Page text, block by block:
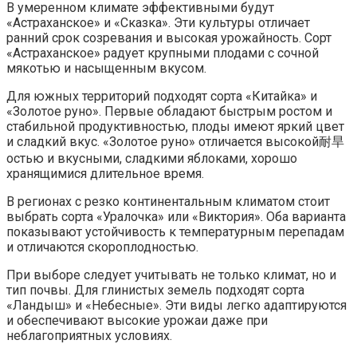
В умеренном климате эффективными будут
«Астраханское» и «Сказка». Эти культуры отличает
ранний срок созревания и высокая урожайность. Сорт
«Астраханское» радует крупными плодами с сочной
мякотью и насыщенным вкусом.
Для южных территорий подходят сорта «Китайка» и
«Золотое руно». Первые обладают быстрым ростом и
стабильной продуктивностью, плоды имеют яркий цвет
и сладкий вкус. «Золотое руно» отличается высокой耐旱
остью и вкусными, сладкими яблоками, хорошо
хранящимися длительное время.
В регионах с резко континентальным климатом стоит
выбрать сорта «Уралочка» или «Виктория». Оба варианта
показывают устойчивость к температурным перепадам
и отличаются скороплодностью.
При выборе следует учитывать не только климат, но и
тип почвы. Для глинистых земель подходят сорта
«Ландыш» и «Небесные». Эти виды легко адаптируются
и обеспечивают высокие урожаи даже при
неблагоприятных условиях.